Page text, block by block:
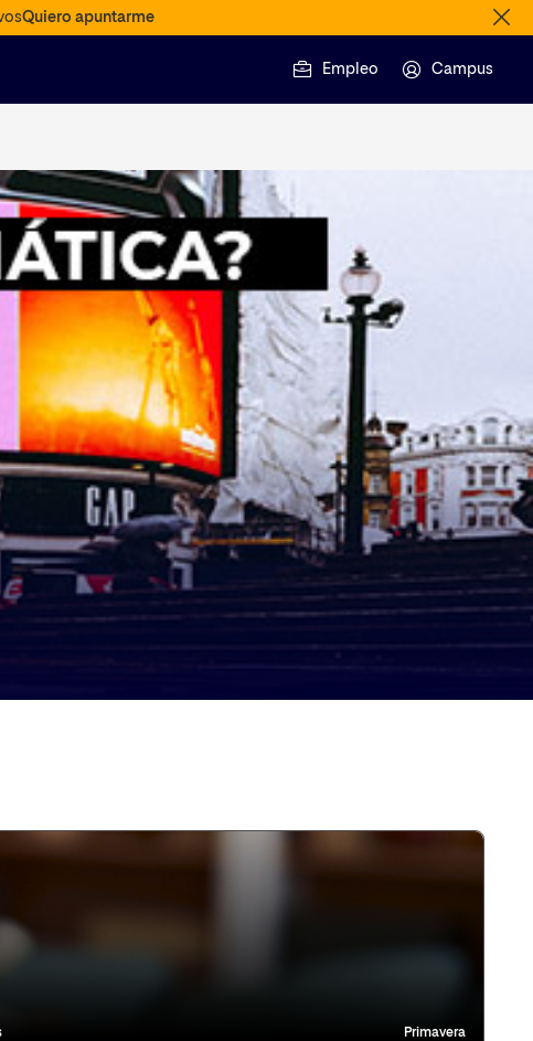
Quiero apuntarme
Empleo Campus
Primavera